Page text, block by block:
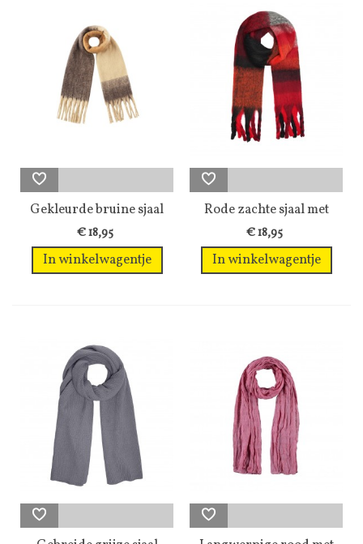
Gekleurde bruine sjaal
met...
€ 18,95
In winkelwagentje
Rode zachte sjaal met
franjes
€ 18,95
In winkelwagentje